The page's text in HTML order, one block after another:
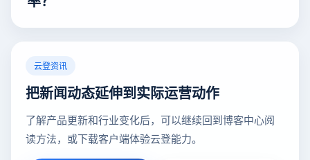
云登资讯
把新闻动态延伸到实际运营动作
了解产品更新和行业变化后，可以继续回到博客中心阅
读方法，或下载客户端体验云登能力。